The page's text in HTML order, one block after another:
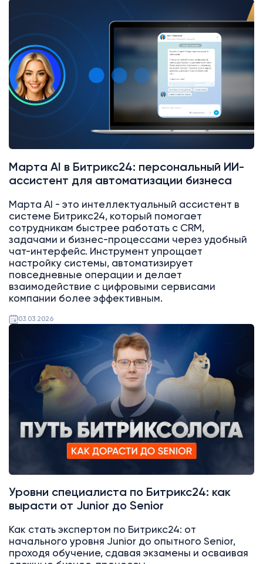
Марта AI в Битрикс24: персональный ИИ-
ассистент для автоматизации бизнеса
Марта AI - это интеллектуальный ассистент в
системе Битрикс24, который помогает
сотрудникам быстрее работать с CRM,
задачами и бизнес-процессами через удобный
чат-интерфейс. Инструмент упрощает
настройку системы, автоматизирует
повседневные операции и делает
взаимодействие с цифровыми сервисами
компании более эффективным.
03.03.2026
Уровни специалиста по Битрикс24: как
вырасти от Junior до Senior
Как стать экспертом по Битрикс24: от
начального уровня Junior до опытного Senior,
проходя обучение, сдавая экзамены и осваивая